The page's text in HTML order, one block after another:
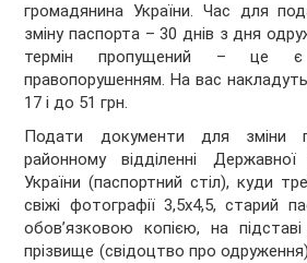
громадянина України. Час для
зміну паспорта – 30 днів з дня
термін пропущений – це є
правопорушенням. На вас
17 і до 51 грн.
Подати документи для зміни
районному відділенні Державної
України (паспортний стіл), куди
свіжі фотографії 3,5х4,5, старий
обов’язковою копією, на
прізвище (свідоцтво про